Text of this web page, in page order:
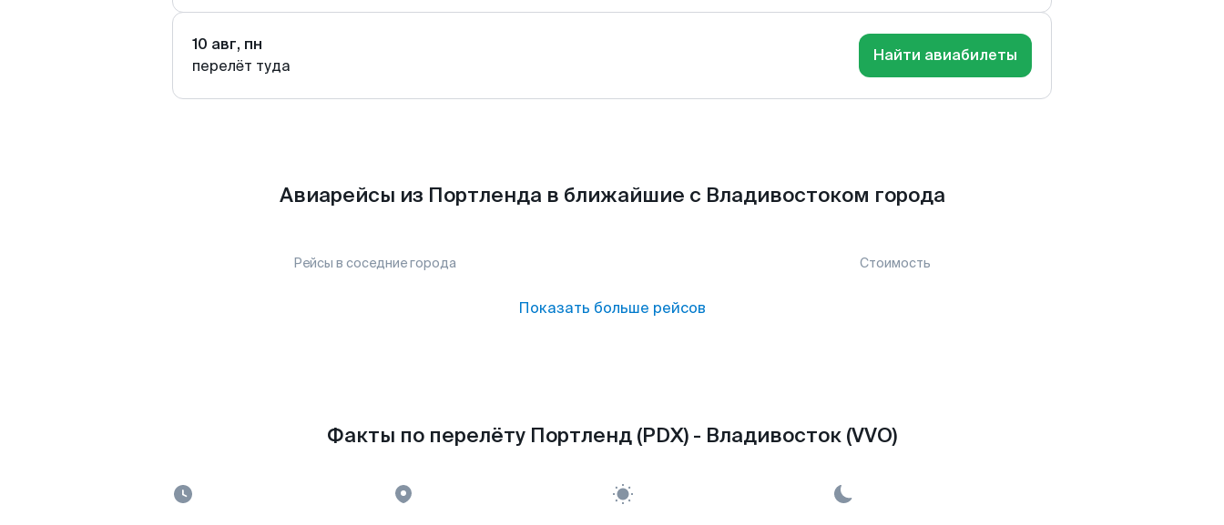
10 авг, пн
перелёт туда
Найти авиабилеты
Авиарейсы из Портленда в ближайшие с Владивостоком города
Рейсы в соседние города Стоимость
Показать больше рейсов
Факты по перелёту Портленд (PDX) - Владивосток (VVO)